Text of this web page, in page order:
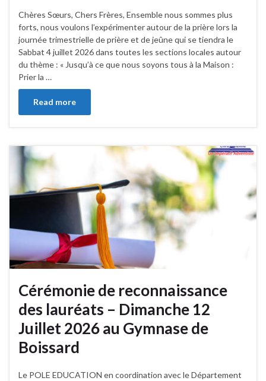
Chères Sœurs, Chers Frères, Ensemble nous sommes plus
forts, nous voulons l’expérimenter autour de la prière lors la
journée trimestrielle de prière et de jeûne qui se tiendra le
Sabbat 4 juillet 2026 dans toutes les sections locales autour
du thème : « Jusqu’à ce que nous soyons tous à la Maison :
Prier la …
Read more
Cérémonie de reconnaissance
des lauréats – Dimanche 12
Juillet 2026 au Gymnase de
Boissard
Le POLE EDUCATION en coordination avec le Département